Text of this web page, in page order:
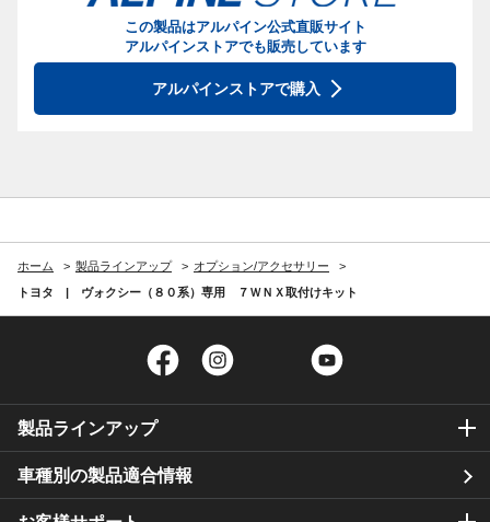
この製品はアルパイン公式直販サイト
アルパインストアでも販売しています
アルパインストアで購入
ホーム 製品ラインアップ
オプション/アクセサリー
トヨタ | ヴォクシー（８０系）専用 ７ＷＮＸ取付けキット
Facebook Twitter
製品ラインアップ
車種別の製品適合情報